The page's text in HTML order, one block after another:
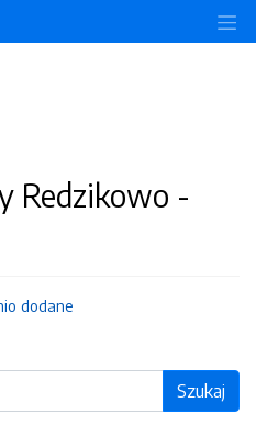
Redzikowo -
dodane
Szukaj